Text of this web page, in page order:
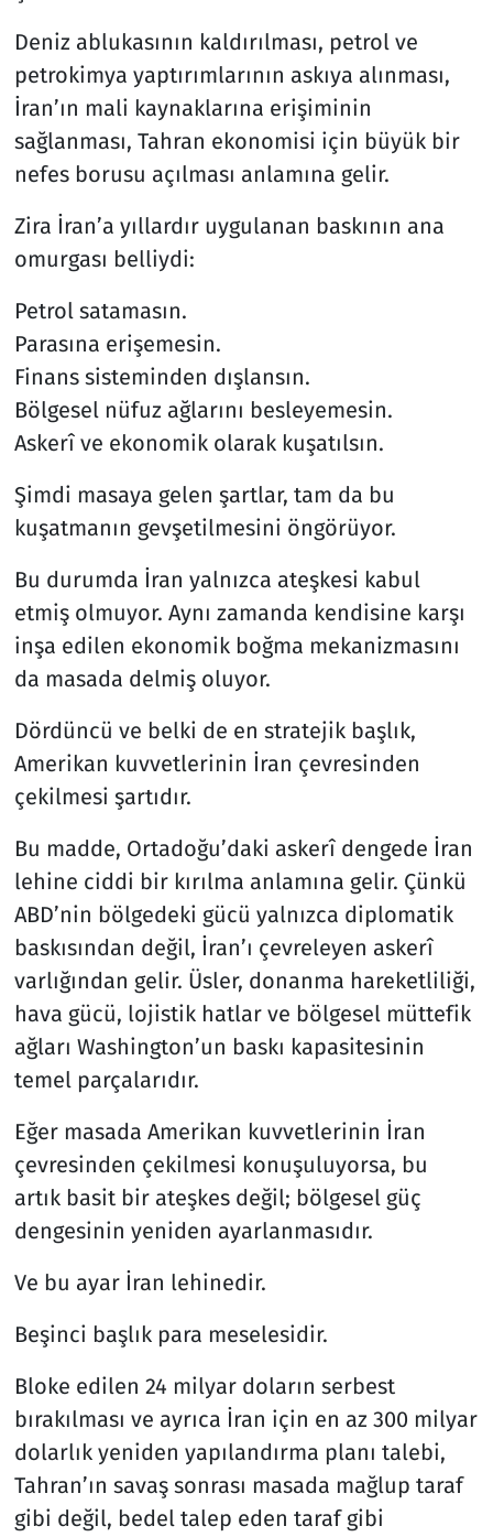
Deniz ablukasının kaldırılması, petrol ve
petrokimya yaptırımlarının askıya alınması,
İran’ın mali kaynaklarına erişiminin
sağlanması, Tahran ekonomisi için büyük bir
nefes borusu açılması anlamına gelir.
Zira İran’a yıllardır uygulanan baskının ana
omurgası belliydi:
Petrol satamasın.
Parasına erişemesin.
Finans sisteminden dışlansın.
Bölgesel nüfuz ağlarını besleyemesin.
Askerî ve ekonomik olarak kuşatılsın.
Şimdi masaya gelen şartlar, tam da bu
kuşatmanın gevşetilmesini öngörüyor.
Bu durumda İran yalnızca ateşkesi kabul
etmiş olmuyor. Aynı zamanda kendisine karşı
inşa edilen ekonomik boğma mekanizmasını
da masada delmiş oluyor.
Dördüncü ve belki de en stratejik başlık,
Amerikan kuvvetlerinin İran çevresinden
çekilmesi şartıdır.
Bu madde, Ortadoğu’daki askerî dengede İran
lehine ciddi bir kırılma anlamına gelir. Çünkü
ABD’nin bölgedeki gücü yalnızca diplomatik
baskısından değil, İran’ı çevreleyen askerî
varlığından gelir. Üsler, donanma hareketliliği,
hava gücü, lojistik hatlar ve bölgesel müttefik
ağları Washington’un baskı kapasitesinin
temel parçalarıdır.
Eğer masada Amerikan kuvvetlerinin İran
çevresinden çekilmesi konuşuluyorsa, bu
artık basit bir ateşkes değil; bölgesel güç
dengesinin yeniden ayarlanmasıdır.
Ve bu ayar İran lehinedir.
Beşinci başlık para meselesidir.
Bloke edilen 24 milyar doların serbest
bırakılması ve ayrıca İran için en az 300 milyar
dolarlık yeniden yapılandırma planı talebi,
Tahran’ın savaş sonrası masada mağlup taraf
gibi değil, bedel talep eden taraf gibi